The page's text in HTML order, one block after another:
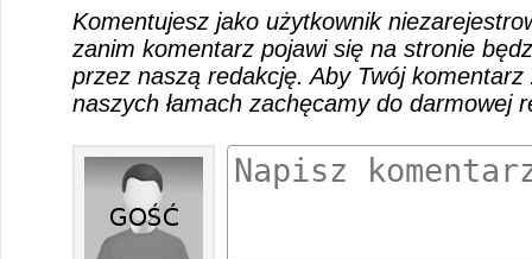
Komentujesz jako użytkownik
zanim komentarz pojawi się na stronie
przez naszą redakcję. Aby Twój
naszych łamach zachęcamy do darmowej